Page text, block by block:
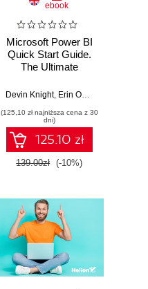
ebook
Microsoft Power BI
Quick Start Guide.
The Ultimate
to Power BI, Data
Tools, and
Microsoft Fabric -
Fourth Edition
Devin Knight, Erin Ostrowsky
(125,10 zł najniższa cena z 30
dni)
125.10 zł
139.00zł (-10%)